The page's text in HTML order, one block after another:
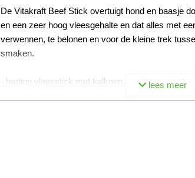
De Vitakraft Beef Stick overtuigt hond en baasje
en een zeer hoog vleesgehalte en dat alles met
verwennen, te belonen en voor de kleine trek
smaken.
- hartige vleesstick met kalkoen, vers verpakt in
lees meer